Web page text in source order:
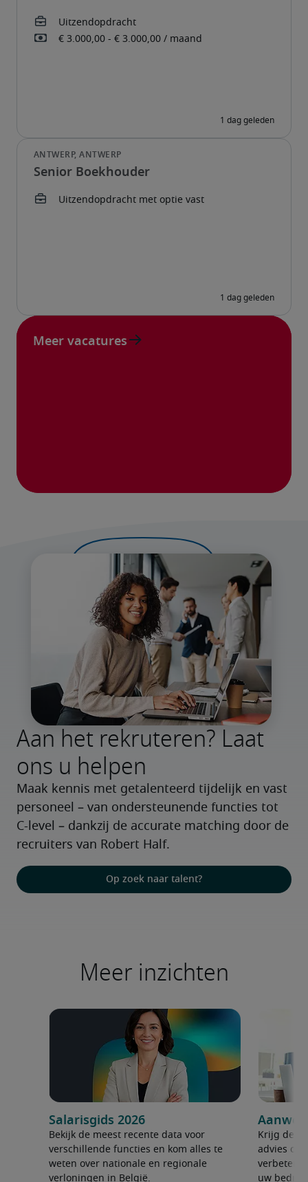
Senior Boekhouder
Meer vacatures
Aan het rekruteren? Laat
ons u helpen
Maak kennis met getalenteerd tijdelijk en vast
personeel – van ondersteunende functies tot
C-level – dankzij de accurate matching door de
recruiters van Robert Half.
Op zoek naar talent?
Meer inzichten
Salarisgids 2026
Bekijk de meest recente data voor
verschillende functies en kom alles te
weten over nationale en regionale
verloningen in België.
Krijg de
advies
uw bedrijf